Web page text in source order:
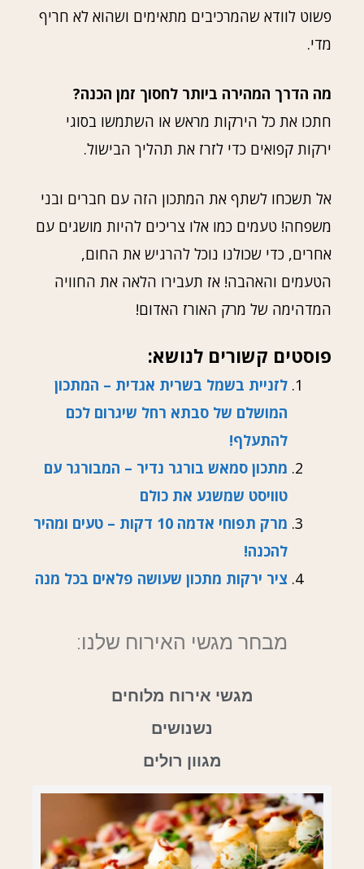
פשוט לוודא שהמרכיבים מתאימים ושהוא לא חריף
מדי.
מה הדרך המהירה ביותר לחסוך זמן הכנה?
חתכו את כל הירקות מראש או השתמשו בסוגי
ירקות קפואים כדי לזרז את תהליך הבישול.
אל תשכחו לשתף את המתכון הזה עם חברים ובני
משפחה! טעמים כמו אלו צריכים להיות מושגים עם
אחרים, כדי שכולנו נוכל להרגיש את החום,
הטעמים והאהבה! אז תעבירו הלאה את החוויה
המדהימה של מרק האורז האדום!
פוסטים קשורים לנושא:
לזניית בשמל בשרית אגדית – המתכון
המושלם של סבתא רחל שיגרום לכם
להתעלף!
מתכון סמאש בורגר נדיר – המבורגר עם
טוויסט שמשגע את כולם
מרק תפוחי אדמה 10 דקות – טעים ומהיר
להכנה!
ציר ירקות מתכון שעושה פלאים בכל מנה
מבחר מגשי האירוח שלנו:
מגשי אירוח מלוחים
נשנושים
מגוון רולים